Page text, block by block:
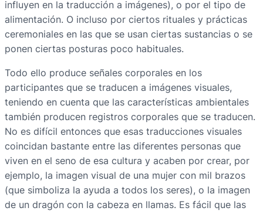
influyen en la traducción a imágenes), o por el tipo de
alimentación. O incluso por ciertos rituales y prácticas
ceremoniales en las que se usan ciertas sustancias o se
ponen ciertas posturas poco habituales.
Todo ello produce señales corporales en los
participantes que se traducen a imágenes visuales,
teniendo en cuenta que las características ambientales
también producen registros corporales que se traducen.
No es difícil entonces que esas traducciones visuales
coincidan bastante entre las diferentes personas que
viven en el seno de esa cultura y acaben por crear, por
ejemplo, la imagen visual de una mujer con mil brazos
(que simboliza la ayuda a todos los seres), o la imagen
de un dragón con la cabeza en llamas. Es fácil que las